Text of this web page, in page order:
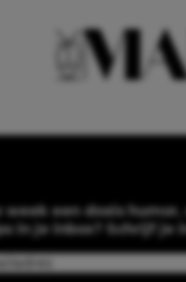
week een dosis
in je inbox? Schrijf je